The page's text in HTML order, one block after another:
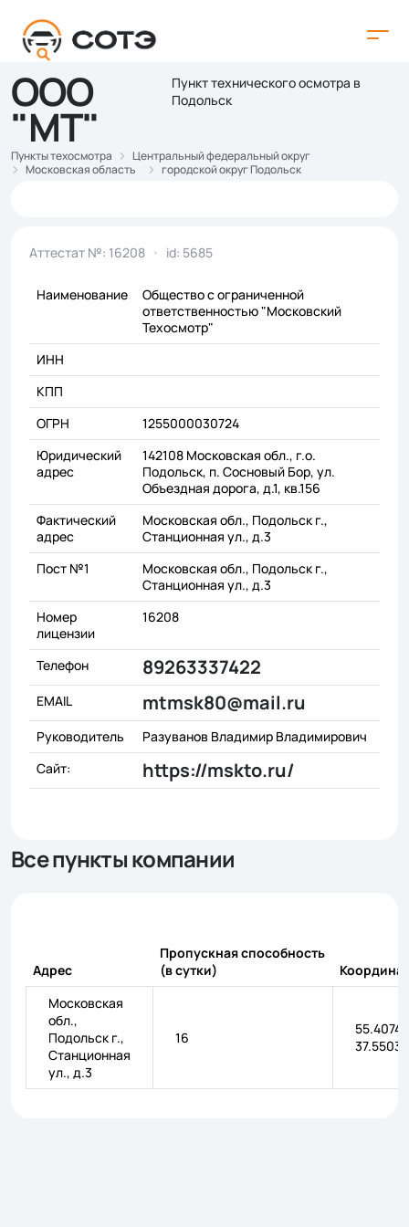
ООО
"МТ"
Пункт технического осмотра в
Подольск
Пункты техосмотра
Центральный федеральный округ
Московская область
городской округ Подольск
Аттестат №: 16208 id: 5685
Наименование
Общество с ограниченной
ответственностью "Московский
Техосмотр"
ИНН
КПП
ОГРН
1255000030724
Юридический
адрес
142108 Московская обл., г.о.
Подольск, п. Сосновый Бор, ул.
Объездная дорога, д.1, кв.156
Фактический
адрес
Московская обл., Подольск г.,
Станционная ул., д.3
Пост №1
Московская обл., Подольск г.,
Станционная ул., д.3
Номер
лицензии
16208
Телефон 89263337422
EMAIL mtmsk80@mail.ru
Руководитель
Разуванов Владимир Владимирович
Сайт:
https://mskto.ru/
Все пункты компании
Адрес
Пропускная способность
(в сутки)
Московская
обл.,
Подольск г.,
Станционная
ул., д.3
16